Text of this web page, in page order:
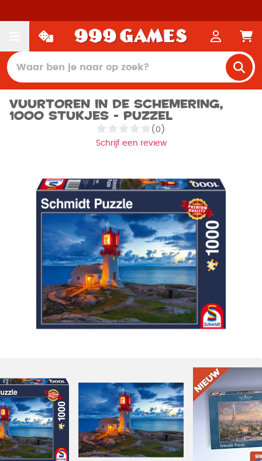
Vuurtoren in de schemering,
1000 stukjes - Puzzel
(0)
Schrijf een review